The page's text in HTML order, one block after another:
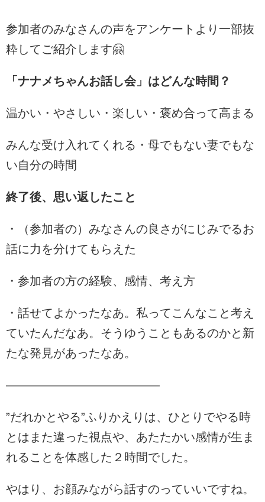
参加者のみなさんの声をアンケートより一部抜
粋してご紹介します🤗
「ナナメちゃんお話し会」はどんな時間？
温かい・やさしい・楽しい・褒め合って高まる
みんな受け入れてくれる・母でもない妻でもな
い自分の時間
終了後、思い返したこと
・（参加者の）みなさんの良さがにじみでるお
話に力を分けてもらえた
・参加者の方の経験、感情、考え方
・話せてよかったなあ。私ってこんなこと考え
ていたんだなあ。そうゆうこともあるのかと新
たな発見があったなあ。
―――――――――――――
”だれかとやる”ふりかえりは、ひとりでやる時
とはまた違った視点や、あたたかい感情が生ま
れることを体感した２時間でした。
やはり、お顔みながら話すのっていいですね。